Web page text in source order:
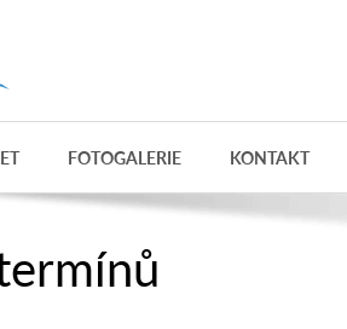
FOTOGALERIE KONTAKT